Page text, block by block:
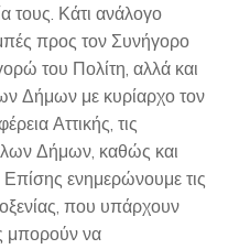
τους. Κάτι ανάλογο
προς τον Συνήγορο
του Πολίτη, αλλά και
Δήμων με κυρίαρχο τον
Αττικής, τις
Δήμων, καθώς και
ενημερώνουμε τις
που υπάρχουν
μπορούν να